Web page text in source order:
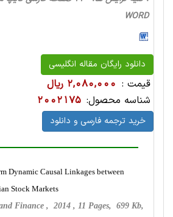
WORD
دانلود رایگان مقاله انگلیسی
قیمت : 2,080,000 ریال
شناسه محصول: 2002175
خرید ترجمه فارسی و دانلود
Dynamic Causal Linkages between
Stock Markets
Finance , 2014 , 11 Pages, 699 Kb,